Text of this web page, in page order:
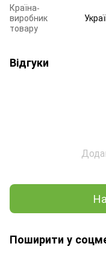
Країна-
виробник
товару
Відгуки
Поширити у